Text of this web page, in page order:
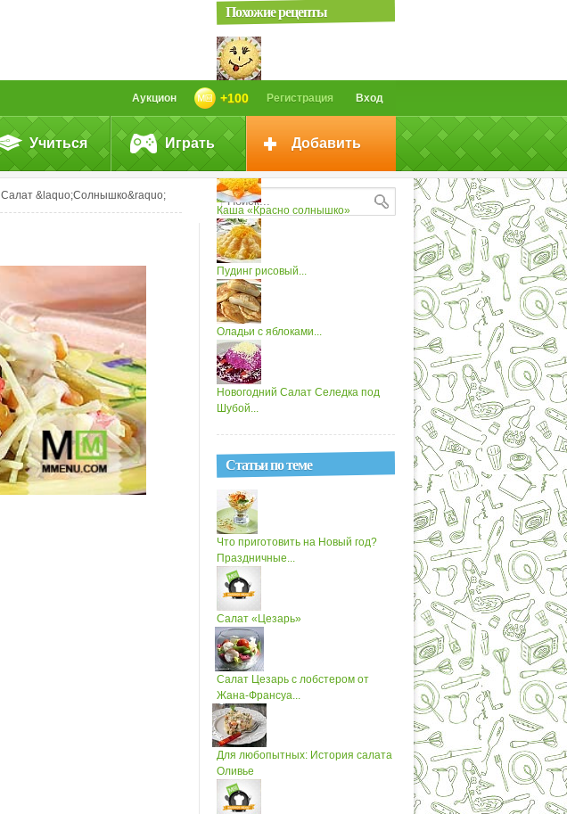
Вход
Регистрация
+100
Аукцион
Учиться Играть Добавить
Салат &laquo;Солнышко&raquo;
Похожие рецепты
Пицца «Солнышко»
Каша «Красно солнышко»
Пудинг рисовый...
Оладьи с яблоками...
Новогодний Салат Селедка под
Шубой...
Статьи по теме
Что приготовить на Новый год?
Праздничные...
Салат «Цезарь»
Салат Цезарь с лобстером от
Жана-Франсуа...
Для любопытных: История салата
Оливье